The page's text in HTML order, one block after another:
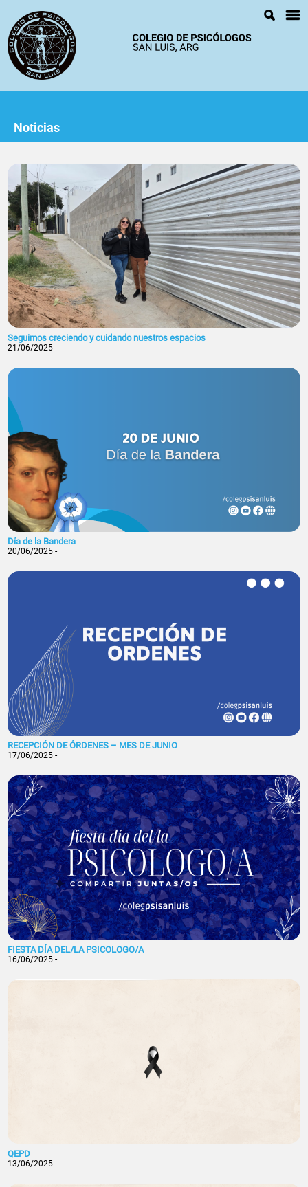
Noticias
Seguimos creciendo y cuidando nuestros espacios
21/06/2025 -
Día de la Bandera
20/06/2025 -
RECEPCIÓN DE ÓRDENES – MES DE JUNIO
17/06/2025 -
FIESTA DÍA DEL/LA PSICOLOGO/A
16/06/2025 -
QEPD
13/06/2025 -